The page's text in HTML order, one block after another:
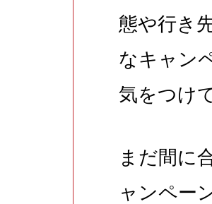
態や行き
なキャン
気をつけ
まだ間に
ャンペー